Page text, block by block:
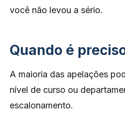
você não levou a sério.
Quando é
A maioria das apelações
nível de curso ou
escalonamento.